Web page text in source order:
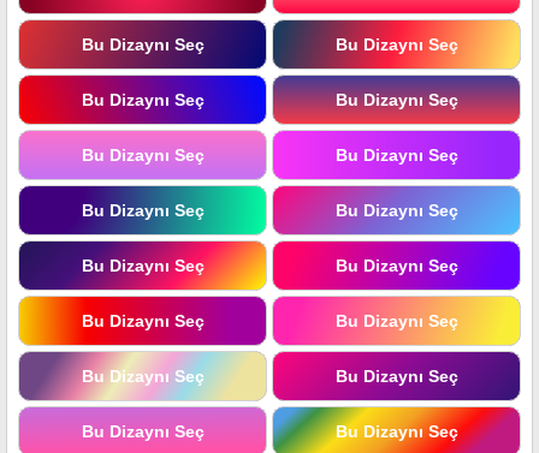
Bu Dizaynı Seç Bu Dizaynı Seç
Bu Dizaynı Seç Bu Dizaynı Seç
Bu Dizaynı Seç Bu Dizaynı Seç
Bu Dizaynı Seç Bu Dizaynı Seç
Bu Dizaynı Seç Bu Dizaynı Seç
Bu Dizaynı Seç Bu Dizaynı Seç
Bu Dizaynı Seç Bu Dizaynı Seç
Bu Dizaynı Seç Bu Dizaynı Seç